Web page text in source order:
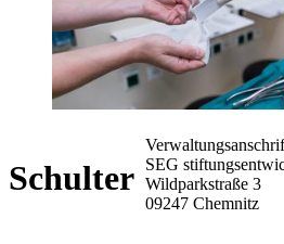
Schulter
SEG
Wildparkstraße 3
09247 Chemnitz